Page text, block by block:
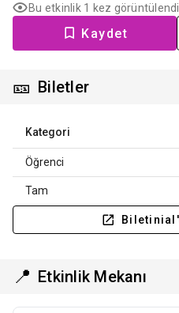
Bu etkinlik 1 kez görüntülendi.
Kaydet
🎫 Biletler
Kategori
Öğrenci
Tam
📍 Etkinlik Mekanı